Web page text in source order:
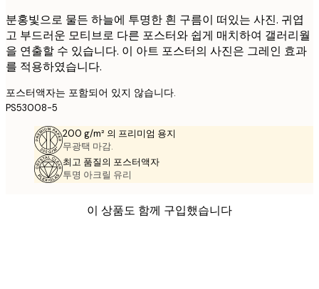
분홍빛으로 물든 하늘에 투명한 흰 구름이 떠있는 사진. 귀엽
고 부드러운 모티브로 다른 포스터와 쉽게 매치하여 갤러리월
을 연출할 수 있습니다. 이 아트 포스터의 사진은 그레인 효과
를 적용하였습니다.
포스터액자는 포함되어 있지 않습니다.
PS53008-5
200 g/m² 의 프리미엄 용지
무광택 마감.
최고 품질의 포스터액자
투명 아크릴 유리
이 상품도 함께 구입했습니다